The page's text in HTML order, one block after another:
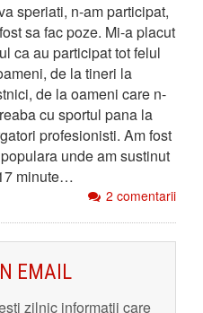
speriati, n-am participat,
sa fac poze. Mi-a placut
ca au participat tot felul
de la tineri la
de la oameni care n-
cu sportul pana la
profesionisti. Am fost
unde am sustinut
minute…
2 comentarii
EMAIL
zilnic informaţii care